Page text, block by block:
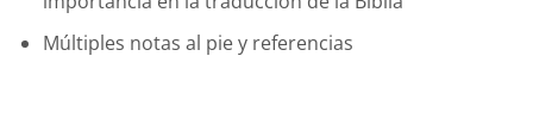
Múltiples notas al pie y referencias